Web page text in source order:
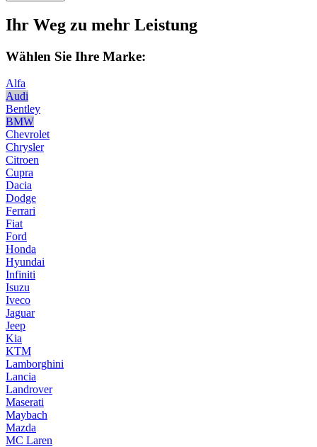
Ihr Weg zu mehr Leistung
Wählen Sie Ihre Marke:
Alfa
Audi
Bentley
BMW
Chevrolet
Chrysler
Citroen
Cupra
Dacia
Dodge
Ferrari
Fiat
Ford
Honda
Hyundai
Infiniti
Isuzu
Iveco
Jaguar
Jeep
Kia
KTM
Lamborghini
Lancia
Landrover
Maserati
Maybach
Mazda
MC Laren